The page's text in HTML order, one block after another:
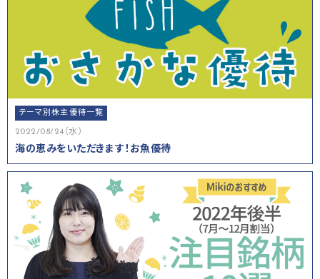
テーマ別株主優待一覧
2022/08/24（水）
海の恵みをいただきます！お魚優待